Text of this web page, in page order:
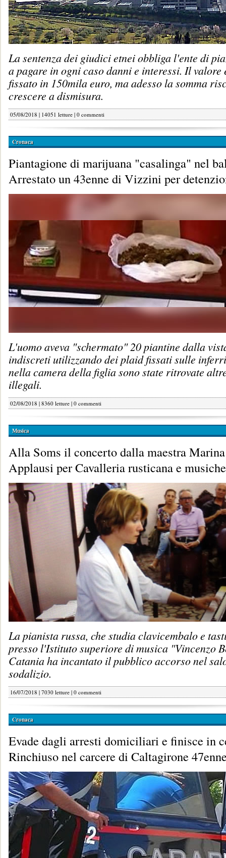
La sentenza dei giudici etnei obbliga l'ente di
a pagare in ogni caso danni e interessi. Il valore
fissato in 150mila euro, ma adesso la somma
crescere a dismisura.
05/08/2018 | 14051 letture | 0 commenti
Cronaca
Piantagione di marijuana "casalinga" nel
Arrestato un 43enne di Vizzini per
L'uomo aveva "schermato" 20 piantine dalla
indiscreti utilizzando dei plaid fissati sulle
nella camera della figlia sono state ritrovate
illegali.
02/08/2018 | 8360 letture | 0 commenti
Musica
Alla Soms il concerto dalla maestra
Applausi per Cavalleria rusticana e
La pianista russa, che studia clavicembalo e
presso l'Istituto superiore di musica "Vincenzo
Catania ha incantato il pubblico accorso nel
sodalizio.
16/07/2018 | 7030 letture | 0 commenti
Cronaca
Evade dagli arresti domiciliari e finisce in
Rinchiuso nel carcere di Caltagirone